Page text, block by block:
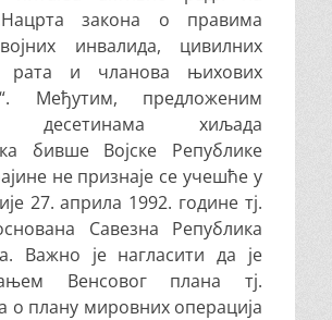
закона о правима
инвалида, цивилних
рата и чланова њихових
Међутим, предложеним
десетинама хиљада
бивше Војске Републике
не признаје се учешће у
27. априла 1992. године тј.
Савезна Република
Важно је нагласити да је
Венсовог плана тј.
о плану мировних операција